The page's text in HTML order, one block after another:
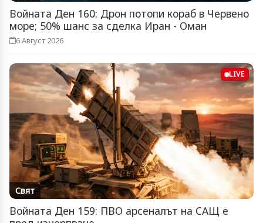
Войната Ден 160: Дрон потопи кораб в Червено
море; 50% шанс за сделка Иран - Оман
6 Август 2026
LIVE
Свят
Войната Ден 159: ПВО арсеналът на САЩ е